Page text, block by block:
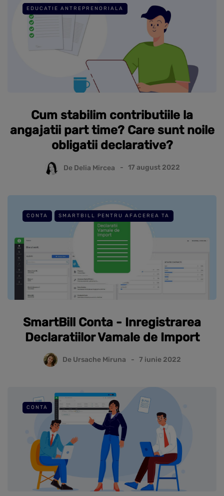
EDUCATIE ANTREPRENORIALA
Cum stabilim contributiile la
angajatii part time? Care sunt noile
obligatii declarative?
De Delia Mircea 17 august 2022
CONTA SMARTBILL PENTRU AFACEREA TA
SmartBill Conta - Inregistrarea
Declaratiilor Vamale de Import
De Ursache Miruna 7 iunie 2022
CONTA